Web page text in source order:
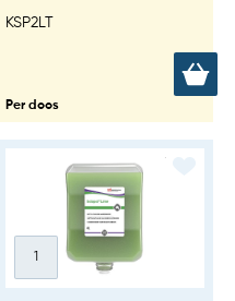
KSP2LT
Per doos